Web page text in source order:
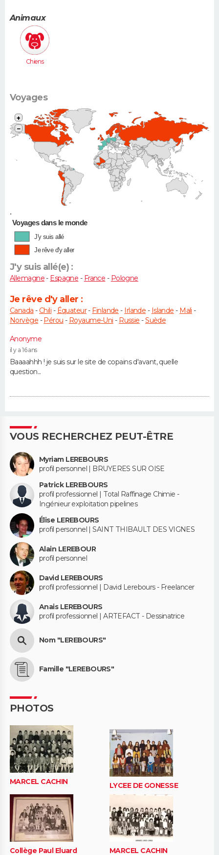
Clio, 206...)
Animaux
Chiens
Voyages
•
+
−
Voyages dans le monde
J'y suis allé
Je rêve d'y aller
J'y suis allé(e) :
Allemagne- Espagne - France - Pologne
Je rêve d'y aller :
Canada - Chili - Équateur- Finlande - Irlande - Islande - Mali -
Norvège - Pérou - Royaume-Uni - Russie -Suède
Anonyme
il y a 16 ans
Baaaahhh ! je suis sur le site de copains d'avant, quelle
question...
VOUS RECHERCHEZ PEUT-ÊTRE
Myriam LEREBOURS
profil personnel | BRUYERES SUR OISE
Patrick LEREBOURS
profil professionnel | Total Raffinage Chimie -
Ingénieur exploitation pipelines
Élise LEREBOURS
profil personnel | SAINT THIBAULT DES VIGNES
Alain LEREBOUR
profil personnel
David LEREBOURS
profil professionnel | David Lerebours - Freelancer
Anais LEREBOURS
profil professionnel | ARTEFACT - Dessinatrice
Nom "LEREBOURS"
Famille "LEREBOURS"
PHOTOS
MARCEL CACHIN LYCEE DE GONESSE
Collège Paul Eluard MARCEL CACHIN